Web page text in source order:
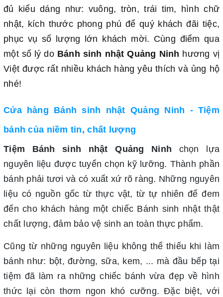
đủ kiểu dáng như: vuông, tròn, trái tim, hình chữ
nhật, kích thước phong phú để quý khách đãi tiệc,
phục vụ số lượng lớn khách mời. Cùng điểm qua
một số lý do Bánh sinh nhật Quảng Ninh hương vị
Việt được rất nhiều khách hàng yêu thích và ủng hộ
nhé!
Cửa hàng Bánh sinh nhật Quảng Ninh - Tiệm
bánh của niềm tin, chất lượng
Tiệm Bánh sinh nhật Quảng Ninh chọn lựa
nguyên liệu được tuyển chọn kỹ lưỡng. Thành phần
bánh phải tươi và có xuất xứ rõ ràng. Những nguyên
liệu có nguồn gốc từ thực vật, từ tự nhiên để đem
đến cho khách hàng một chiếc Bánh sinh nhật thật
chất lượng, đảm bảo vệ sinh an toàn thực phẩm.
Cũng từ những nguyên liệu không thể thiếu khi làm
bánh như: bột, đường, sữa, kem, ... mà đầu bếp tại
tiệm đã làm ra những chiếc bánh vừa đẹp về hình
thức lại còn thơm ngon khó cưỡng. Đặc biệt, với